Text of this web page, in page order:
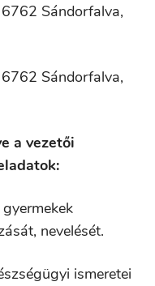
Sándorfalva,
Sándorfalva,
a vezetői
nevelését.
ismeretei